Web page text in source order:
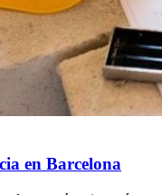
en Barcelona